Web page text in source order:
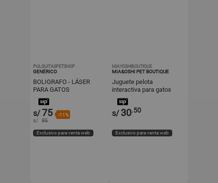
PULGUITASPETSHOP
GENÉRICO
BOLIGRAFO - LÁSER
PARA GATOS
s/75 -11%
s/ 85
Exclusivo para venta web
MIAYOSHIBOUTIQUE
MIA&OSHI PET BOUTIQUE
Juguete pelota
interactiva para gatos
gris cargador USB
s/ 30.50
Exclusivo para venta web